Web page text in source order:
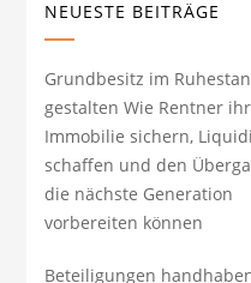
NEUESTE BEITRÄGE
Grundbesitz im
gestalten Wie Rentner
Immobilie sichern,
schaffen und den
die nächste Generation
vorbereiten können
Beteiligungen